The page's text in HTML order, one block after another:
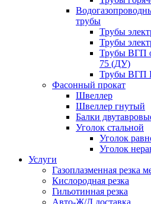
трубы
Трубы
Трубы
Трубы ВГП
75 (ДУ)
Трубы ВГП
Фасонный прокат
Швеллер
Швеллер гнутый
Балки
Уголок стальной
Уголок
Уголок
Услуги
Газоплазменная резка
Кислородная резка
Гильотинная резка
Авто-Ж/Д доставка